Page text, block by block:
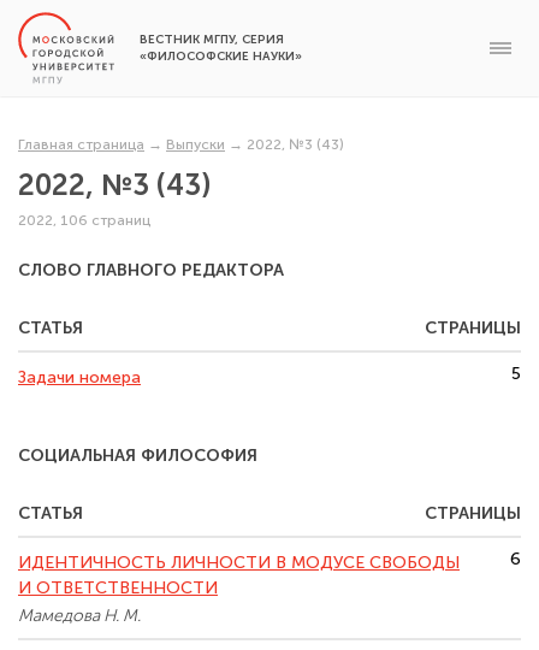
ВЕСТНИК МГПУ, СЕРИЯ
«ФИЛОСОФСКИЕ НАУКИ»
Главная страница → Выпуски → 2022, №3 (43)
2022, №3 (43)
2022, 106 страниц
СЛОВО ГЛАВНОГО РЕДАКТОРА
СТАТЬЯ СТРАНИЦЫ
Задачи номера 5
СОЦИАЛЬНАЯ ФИЛОСОФИЯ
СТАТЬЯ СТРАНИЦЫ
ИДЕНТИЧНОСТЬ ЛИЧНОСТИ В МОДУСЕ СВОБОДЫ
И ОТВЕТСТВЕННОСТИ
Мамедова Н. М.
6